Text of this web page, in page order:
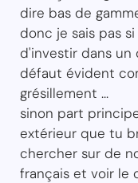
dire bas de
donc je sais pas
d'investir dans un
défaut évident
grésillement ...
sinon part
extérieur que tu
chercher sur de
français et voir le